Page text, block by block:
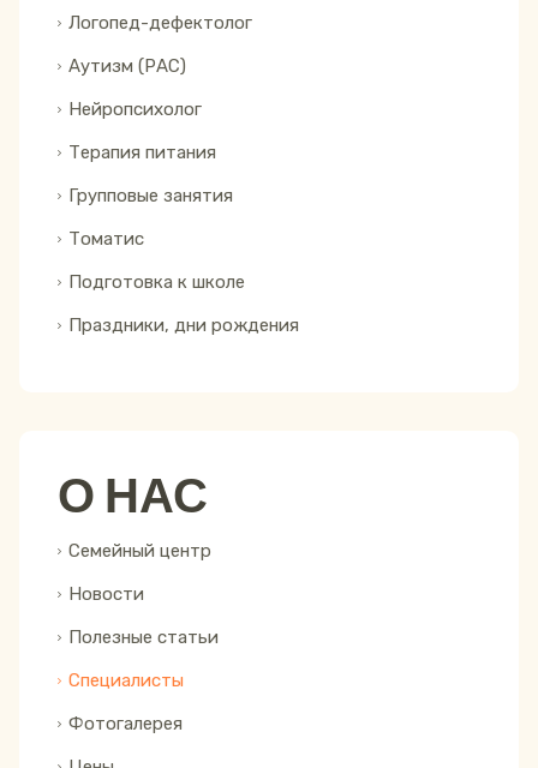
Логопед-дефектолог
Аутизм (РАС)
Нейропсихолог
Терапия питания
Групповые занятия
Томатис
Подготовка к школе
Праздники, дни рождения
О НАС
Семейный центр
Новости
Полезные статьи
Специалисты
Фотогалерея